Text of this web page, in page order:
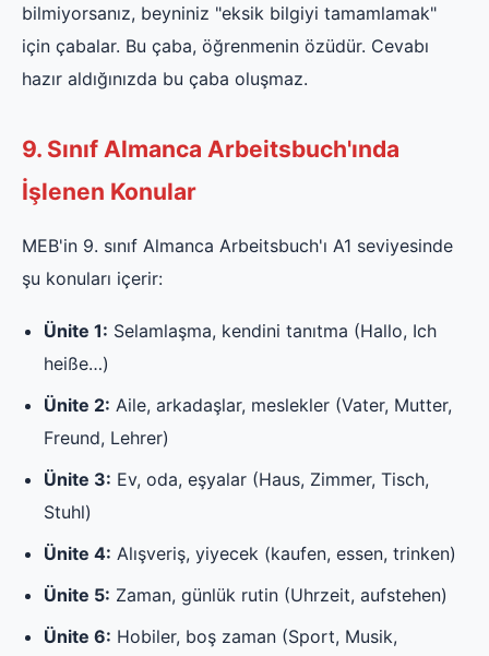
bilmiyorsanız, beyniniz "eksik bilgiyi tamamlamak"
için çabalar. Bu çaba, öğrenmenin özüdür. Cevabı
hazır aldığınızda bu çaba oluşmaz.
9. Sınıf Almanca Arbeitsbuch'ında
İşlenen Konular
MEB'in 9. sınıf Almanca Arbeitsbuch'ı A1 seviyesinde
şu konuları içerir:
Ünite 1: Selamlaşma, kendini tanıtma (Hallo, Ich
heiße…)
Ünite 2: Aile, arkadaşlar, meslekler (Vater, Mutter,
Freund, Lehrer)
Ünite 3: Ev, oda, eşyalar (Haus, Zimmer, Tisch,
Stuhl)
Ünite 4: Alışveriş, yiyecek (kaufen, essen, trinken)
Ünite 5: Zaman, günlük rutin (Uhrzeit, aufstehen)
Ünite 6: Hobiler, boş zaman (Sport, Musik,